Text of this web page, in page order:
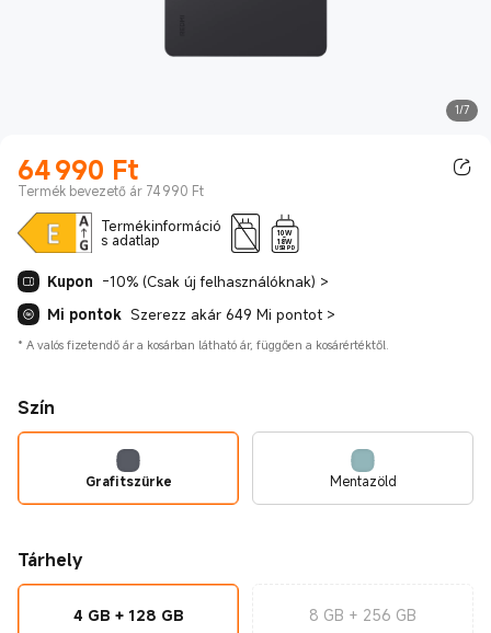
1/7
64 990 Ft
Current Price Ft64990.00
Termék bevezető ár 74 990 Ft
Termékinformáció
s adatlap 10W
-
18W
USB PD
Kupon -10% (Csak új felhasználóknak) >
Mi pontok Szerezz akár 649 Mi pontot >
* A valós fizetendő ár a kosárban látható ár, függően a kosárértéktől.
Szín
Grafitszürke Mentazöld
Tárhely
4 GB + 128 GB 8 GB + 256 GB